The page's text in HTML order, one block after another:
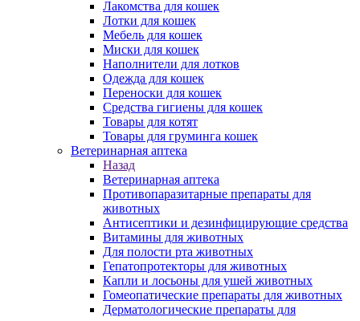
Лакомства для кошек
Лотки для кошек
Мебель для кошек
Миски для кошек
Наполнители для лотков
Одежда для кошек
Переноски для кошек
Средства гигиены для кошек
Товары для котят
Товары для груминга кошек
Ветеринарная аптека
Назад
Ветеринарная аптека
Противопаразитарные препараты для
животных
Антисептики и дезинфицирующие средства
Витамины для животных
Для полости рта животных
Гепатопротекторы для животных
Капли и лосьоны для ушей животных
Гомеопатические препараты для животных
Дерматологические препараты для